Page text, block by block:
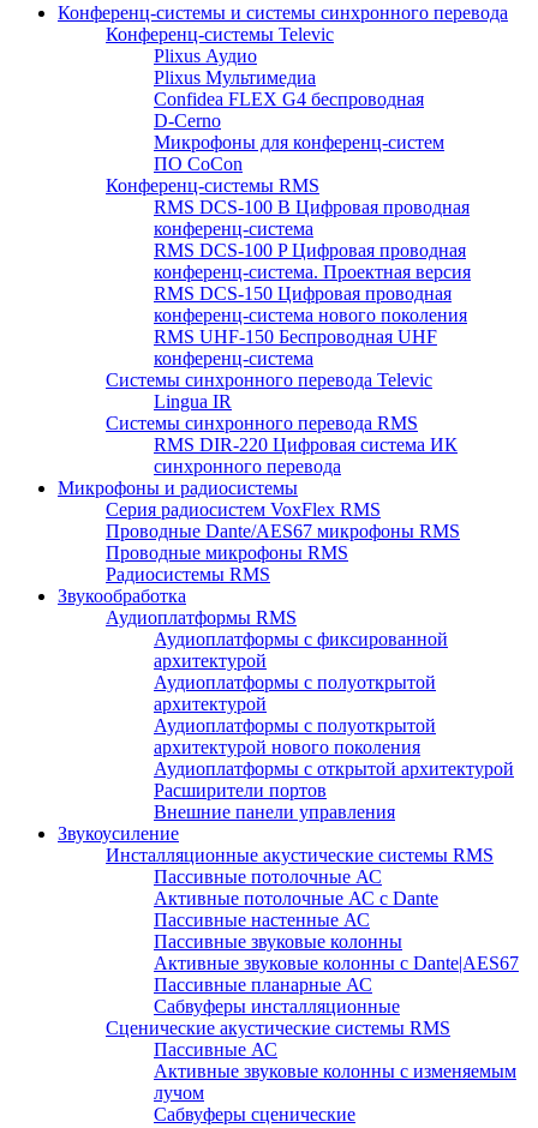
Конференц-системы и системы синхронного перевода
Конференц-системы Televic
Plixus Аудио
Plixus Мультимедиа
Confidea FLEX G4 беспроводная
D-Cerno
Микрофоны для конференц-систем
ПО CoCon
Конференц-системы RMS
RMS DCS-100 B Цифровая проводная
конференц-система
RMS DCS-100 P Цифровая проводная
конференц-система. Проектная версия
RMS DCS-150 Цифровая проводная
конференц-система нового поколения
RMS UHF-150 Беспроводная UHF
конференц-система
Системы синхронного перевода Televic
Lingua IR
Системы синхронного перевода RMS
RMS DIR-220 Цифровая система ИК
синхронного перевода
Микрофоны и радиосистемы
Серия радиосистем VoxFlex RMS
Проводные Dante/AES67 микрофоны RMS
Проводные микрофоны RMS
Радиосистемы RMS
Звукообработка
Аудиоплатформы RMS
Аудиоплатформы с фиксированной
архитектурой
Аудиоплатформы с полуоткрытой
архитектурой
Аудиоплатформы с полуоткрытой
архитектурой нового поколения
Аудиоплатформы с открытой архитектурой
Расширители портов
Внешние панели управления
Звукоусиление
Инсталляционные акустические системы RMS
Пассивные потолочные АС
Активные потолочные АС с Dante
Пассивные настенные АС
Пассивные звуковые колонны
Активные звуковые колонны с Dante|AES67
Пассивные планарные АС
Сабвуферы инсталляционные
Сценические акустические системы RMS
Пассивные АС
Активные звуковые колонны с изменяемым
лучом
Сабвуферы сценические